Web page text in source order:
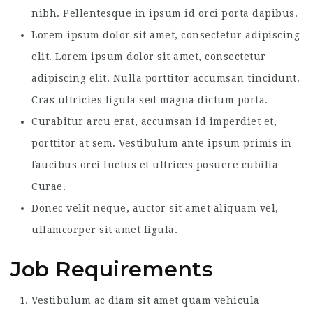
nibh. Pellentesque in ipsum id orci porta dapibus.
Lorem ipsum dolor sit amet, consectetur adipiscing
elit. Lorem ipsum dolor sit amet, consectetur
adipiscing elit. Nulla porttitor accumsan tincidunt.
Cras ultricies ligula sed magna dictum porta.
Curabitur arcu erat, accumsan id imperdiet et,
porttitor at sem. Vestibulum ante ipsum primis in
faucibus orci luctus et ultrices posuere cubilia
Curae.
Donec velit neque, auctor sit amet aliquam vel,
ullamcorper sit amet ligula.
Job Requirements
Vestibulum ac diam sit amet quam vehicula